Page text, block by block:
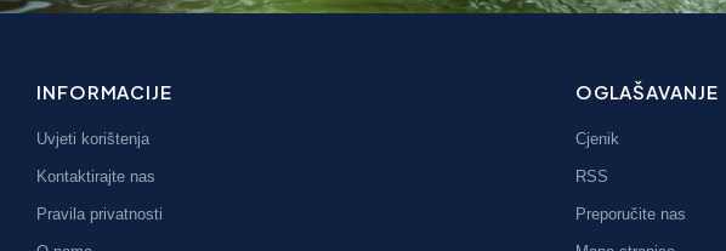
INFORMACIJE
Uvjeti korištenja
Kontaktirajte nas
Pravila privatnosti
OGLAŠAVANJE
Cjenik
RSS
Preporučite nas